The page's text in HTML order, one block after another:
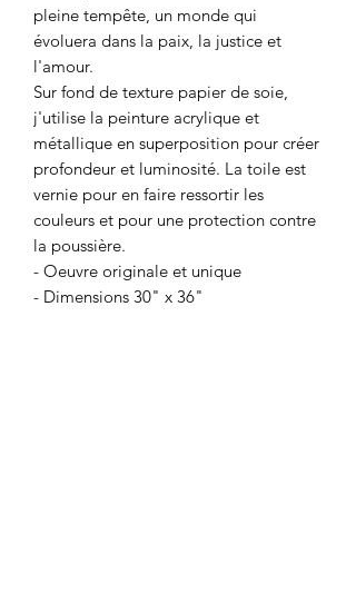
pleine tempête, un monde qui
évoluera dans la paix, la justice et
l'amour.
Sur fond de texture papier de soie,
j'utilise la peinture acrylique et
métallique en superposition pour créer
profondeur et luminosité. La toile est
vernie pour en faire ressortir les
couleurs et pour une protection contre
la poussière.
- Oeuvre originale et unique
- Dimensions 30" x 36"